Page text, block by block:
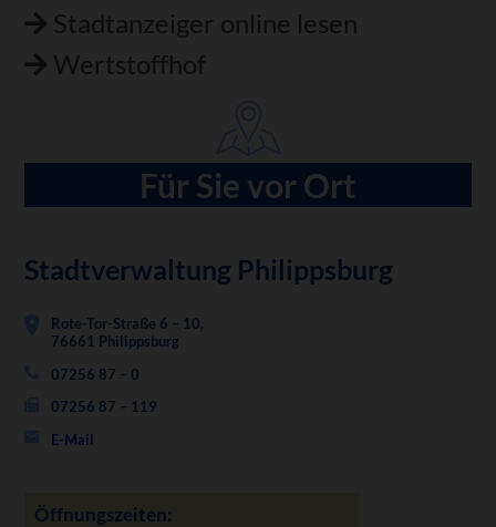
Stadtanzeiger online lesen
Wertstoffhof
Für Sie vor Ort
Stadtverwaltung Philippsburg
Rote-Tor-Straße 6 – 10,
76661 Philippsburg
07256 87 – 0
07256 87 – 119
E-Mail
Öffnungszeiten: